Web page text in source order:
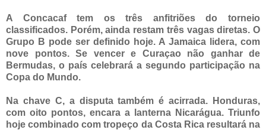
A Concacaf tem os três anfitriões do torneio
classificados. Porém, ainda restam três vagas diretas. O
Grupo B pode ser definido hoje. A Jamaica lidera, com
nove pontos. Se vencer e Curaçao não ganhar de
Bermudas, o país celebrará a segundo participação na
Copa do Mundo.
Na chave C, a disputa também é acirrada. Honduras,
com oito pontos, encara a lanterna Nicarágua. Triunfo
hoje combinado com tropeço da Costa Rica resultará na